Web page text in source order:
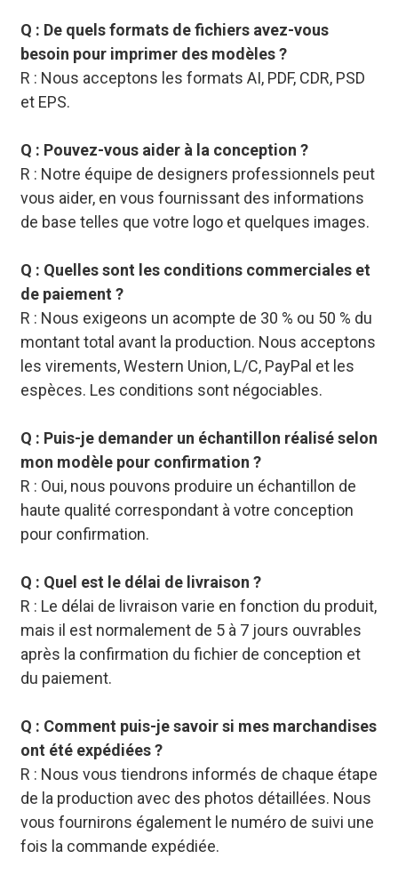
Q : De quels formats de fichiers avez-vous
besoin pour imprimer des modèles ?
R : Nous acceptons les formats AI, PDF, CDR, PSD
et EPS.
Q : Pouvez-vous aider à la conception ?
R : Notre équipe de designers professionnels peut
vous aider, en vous fournissant des informations
de base telles que votre logo et quelques images.
Q : Quelles sont les conditions commerciales et
de paiement ?
R : Nous exigeons un acompte de 30 % ou 50 % du
montant total avant la production. Nous acceptons
les virements, Western Union, L/C, PayPal et les
espèces. Les conditions sont négociables.
Q : Puis-je demander un échantillon réalisé selon
mon modèle pour confirmation ?
R : Oui, nous pouvons produire un échantillon de
haute qualité correspondant à votre conception
pour confirmation.
Q : Quel est le délai de livraison ?
R : Le délai de livraison varie en fonction du produit,
mais il est normalement de 5 à 7 jours ouvrables
après la confirmation du fichier de conception et
du paiement.
Q : Comment puis-je savoir si mes marchandises
ont été expédiées ?
R : Nous vous tiendrons informés de chaque étape
de la production avec des photos détaillées. Nous
vous fournirons également le numéro de suivi une
fois la commande expédiée.